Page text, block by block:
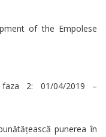
of the Empolese
2: 01/04/2019 –
punerea în